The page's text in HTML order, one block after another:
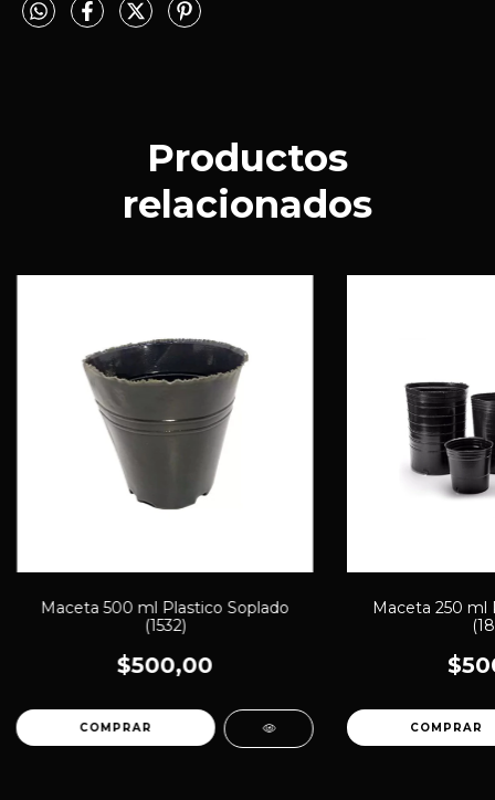
Productos
relacionados
Maceta 500 ml Plastico Soplado
(1532)
$500,00
Maceta 250 ml